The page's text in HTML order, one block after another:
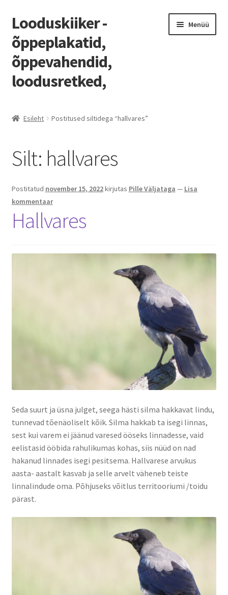
Liigu
navigeerimisele
Liigu
sisu
juurde
Looduskiiker -
õppeplakatid,
õppevahendid,
loodusretked,
Menüü
Home
Homepage
Kassa
Missioon
Pood
Esileht Postitused siltidega “hallvares”
Silt: hallvares
Postitatud november 15, 2022kirjutas Pille Väljataga — Lisa
kommentaar
Hallvares
Seda suurt ja üsna julget, seega hästi silma hakkavat lindu,
tunnevad tõenäoliselt kõik. Silma hakkab ta isegi linnas,
sest kui varem ei jäänud varesed ööseks linnadesse, vaid
eelistasid ööbida rahulikumas kohas, siis nüüd on nad
hakanud linnades isegi pesitsema. Hallvarese arvukus
aasta- aastalt kasvab ja selle arvelt väheneb teiste
linnalindude oma. Põhjuseks võitlus territooriumi /toidu
pärast.